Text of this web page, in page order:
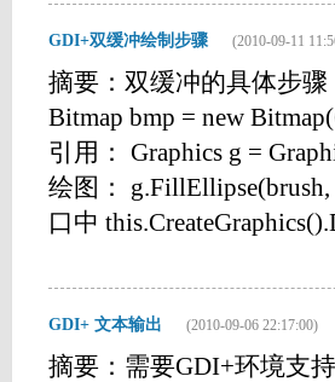
GDI+双缓冲绘制步骤 (2010-09-11
摘要：双缓冲的具体步
Bitmap bmp = new
引用： Graphics g =
绘图：
口中
GDI+ 文本输出 (2010-09-06 22:17:00)
摘要：需要GDI+环境支